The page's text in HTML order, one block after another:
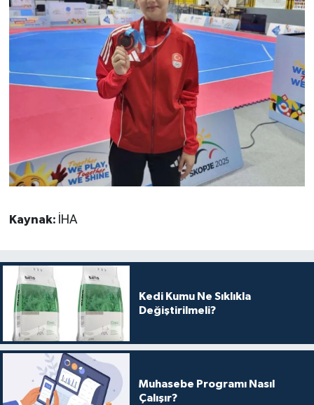
Kaynak: İHA
Kedi Kumu Ne Sıklıkla
Değiştirilmeli?
Muhasebe Programı Nasıl
Çalışır?
Tüm Haberler